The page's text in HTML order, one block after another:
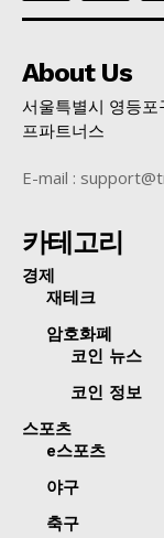
About Us
서울특별시 영등포
프파트너스
E-mail :
카테고리
경제
재테크
암호화폐
코인 뉴스
코인 정보
스포츠
e스포츠
야구
축구